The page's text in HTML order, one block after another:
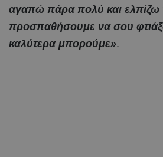
αγαπώ πάρα πολύ και ελπίζω
προσπαθήσουμε να σου
καλύτερα μπορούμε».